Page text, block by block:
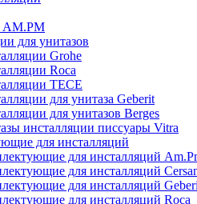
AM.PM
для унитазов
Grohe
Roca
TECE
для унитаза Geberit
для унитазов Berges
инсталляции писсуары Vitra
для инсталляций
для инсталляций
для инсталляций
для инсталляций
для инсталляций Roca